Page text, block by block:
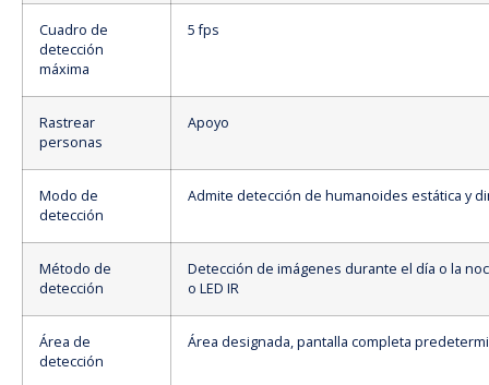
Cuadro de
detección
máxima
5 fps
Rastrear
personas
Apoyo
Modo de
detección
Admite detección de humanoides estática y
Método de
detección
Detección de imágenes durante el día o la
o LED IR
Área de
detección
Área designada, pantalla completa